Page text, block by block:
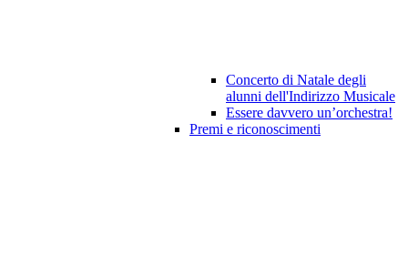
Concerto di Natale degli
alunni dell'Indirizzo Musicale
Essere davvero un’orchestra!
Premi e riconoscimenti